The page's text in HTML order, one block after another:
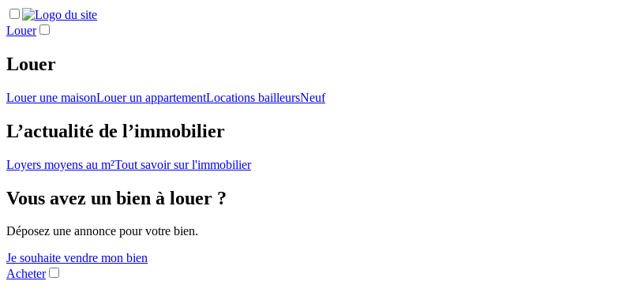
Louer
Louer
Louer une maisonLouer un appartementLocations bailleursNeuf
L’actualité de l’immobilier
Loyers moyens au m²Tout savoir sur l'immobilier
Vous avez un bien à louer ?
Déposez une annonce pour votre bien.
Je souhaite vendre mon bien
Acheter